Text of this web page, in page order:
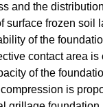
and the
frozen soil
of the
contact area
of the
is